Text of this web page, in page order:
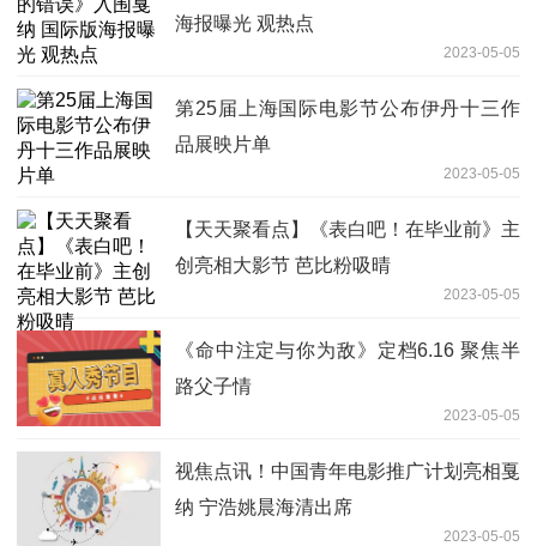
海报曝光 观热点
2023-05-05
第25届上海国际电影节公布伊丹十三作
品展映片单
2023-05-05
【天天聚看点】《表白吧！在毕业前》主
创亮相大影节 芭比粉吸晴
2023-05-05
《命中注定与你为敌》定档6.16 聚焦半
路父子情
2023-05-05
视焦点讯！中国青年电影推广计划亮相戛
纳 宁浩姚晨海清出席
2023-05-05